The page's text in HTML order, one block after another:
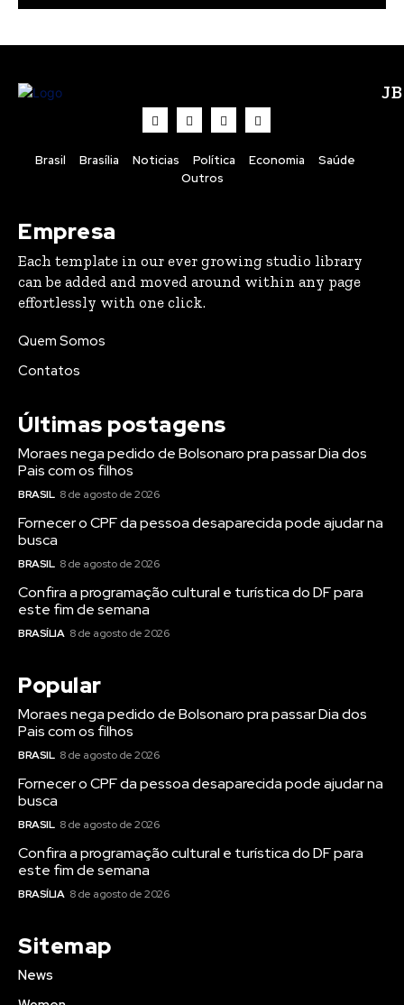
Brasil Brasília Noticias Política Economia
Saúde
Outros
Empresa
Each template in our ever growing studio library
can be added and moved around within any page
effortlessly with one click.
Quem Somos
Contatos
Últimas postagens
Moraes nega pedido de Bolsonaro pra passar Dia dos
Pais com os filhos
BRASIL 8 de agosto de 2026
Fornecer o CPF da pessoa desaparecida pode ajudar na
busca
BRASIL 8 de agosto de 2026
Confira a programação cultural e turística do DF para
este fim de semana
BRASÍLIA 8 de agosto de 2026
Popular
Moraes nega pedido de Bolsonaro pra passar Dia dos
Pais com os filhos
BRASIL 8 de agosto de 2026
Fornecer o CPF da pessoa desaparecida pode ajudar na
busca
BRASIL 8 de agosto de 2026
Confira a programação cultural e turística do DF para
este fim de semana
BRASÍLIA 8 de agosto de 2026
Sitemap
News